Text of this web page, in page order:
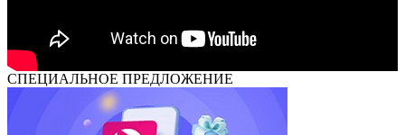
СПЕЦИАЛЬНОЕ ПРЕДЛОЖЕНИЕ